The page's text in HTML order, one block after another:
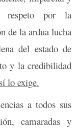
respeto por la
de la ardua lucha
del estado de
y la credibilidad
lo exige.
a todos sus
camaradas y